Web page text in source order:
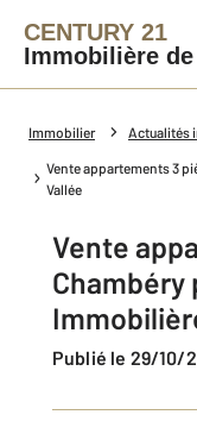
CENTURY 21
Immobilière
Immobilier Actualités
Vente appartements 3
Vallée
Vente
Chambéry
Publié le 29/10/